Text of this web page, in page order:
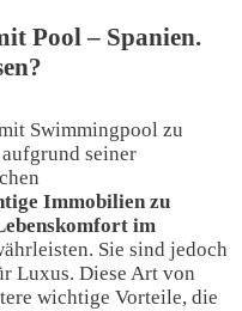
Pool – Spanien.
Swimmingpool zu
seiner
Immobilien zu
im
Sie sind jedoch
Luxus. Diese Art von
wichtige Vorteile, die